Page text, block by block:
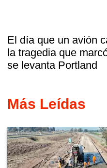
El día que un avión
la tragedia que
se levanta Portland
Más Leídas